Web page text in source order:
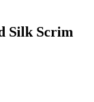
Silk Scrim